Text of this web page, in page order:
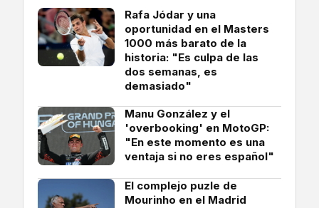
Rafa Jódar y una
oportunidad en el Masters
1000 más barato de la
historia: "Es culpa de las
dos semanas, es
demasiado"
Manu González y el
'overbooking' en MotoGP:
"En este momento es una
ventaja si no eres español"
El complejo puzle de
Mourinho en el Madrid